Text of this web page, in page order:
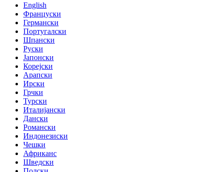
English
Француски
Германски
Португалски
Шпански
Руски
Јапонски
Корејски
Арапски
Ирски
Грчки
Турски
Италијански
Дански
Романски
Индонезиски
Чешки
Африканс
Шведски